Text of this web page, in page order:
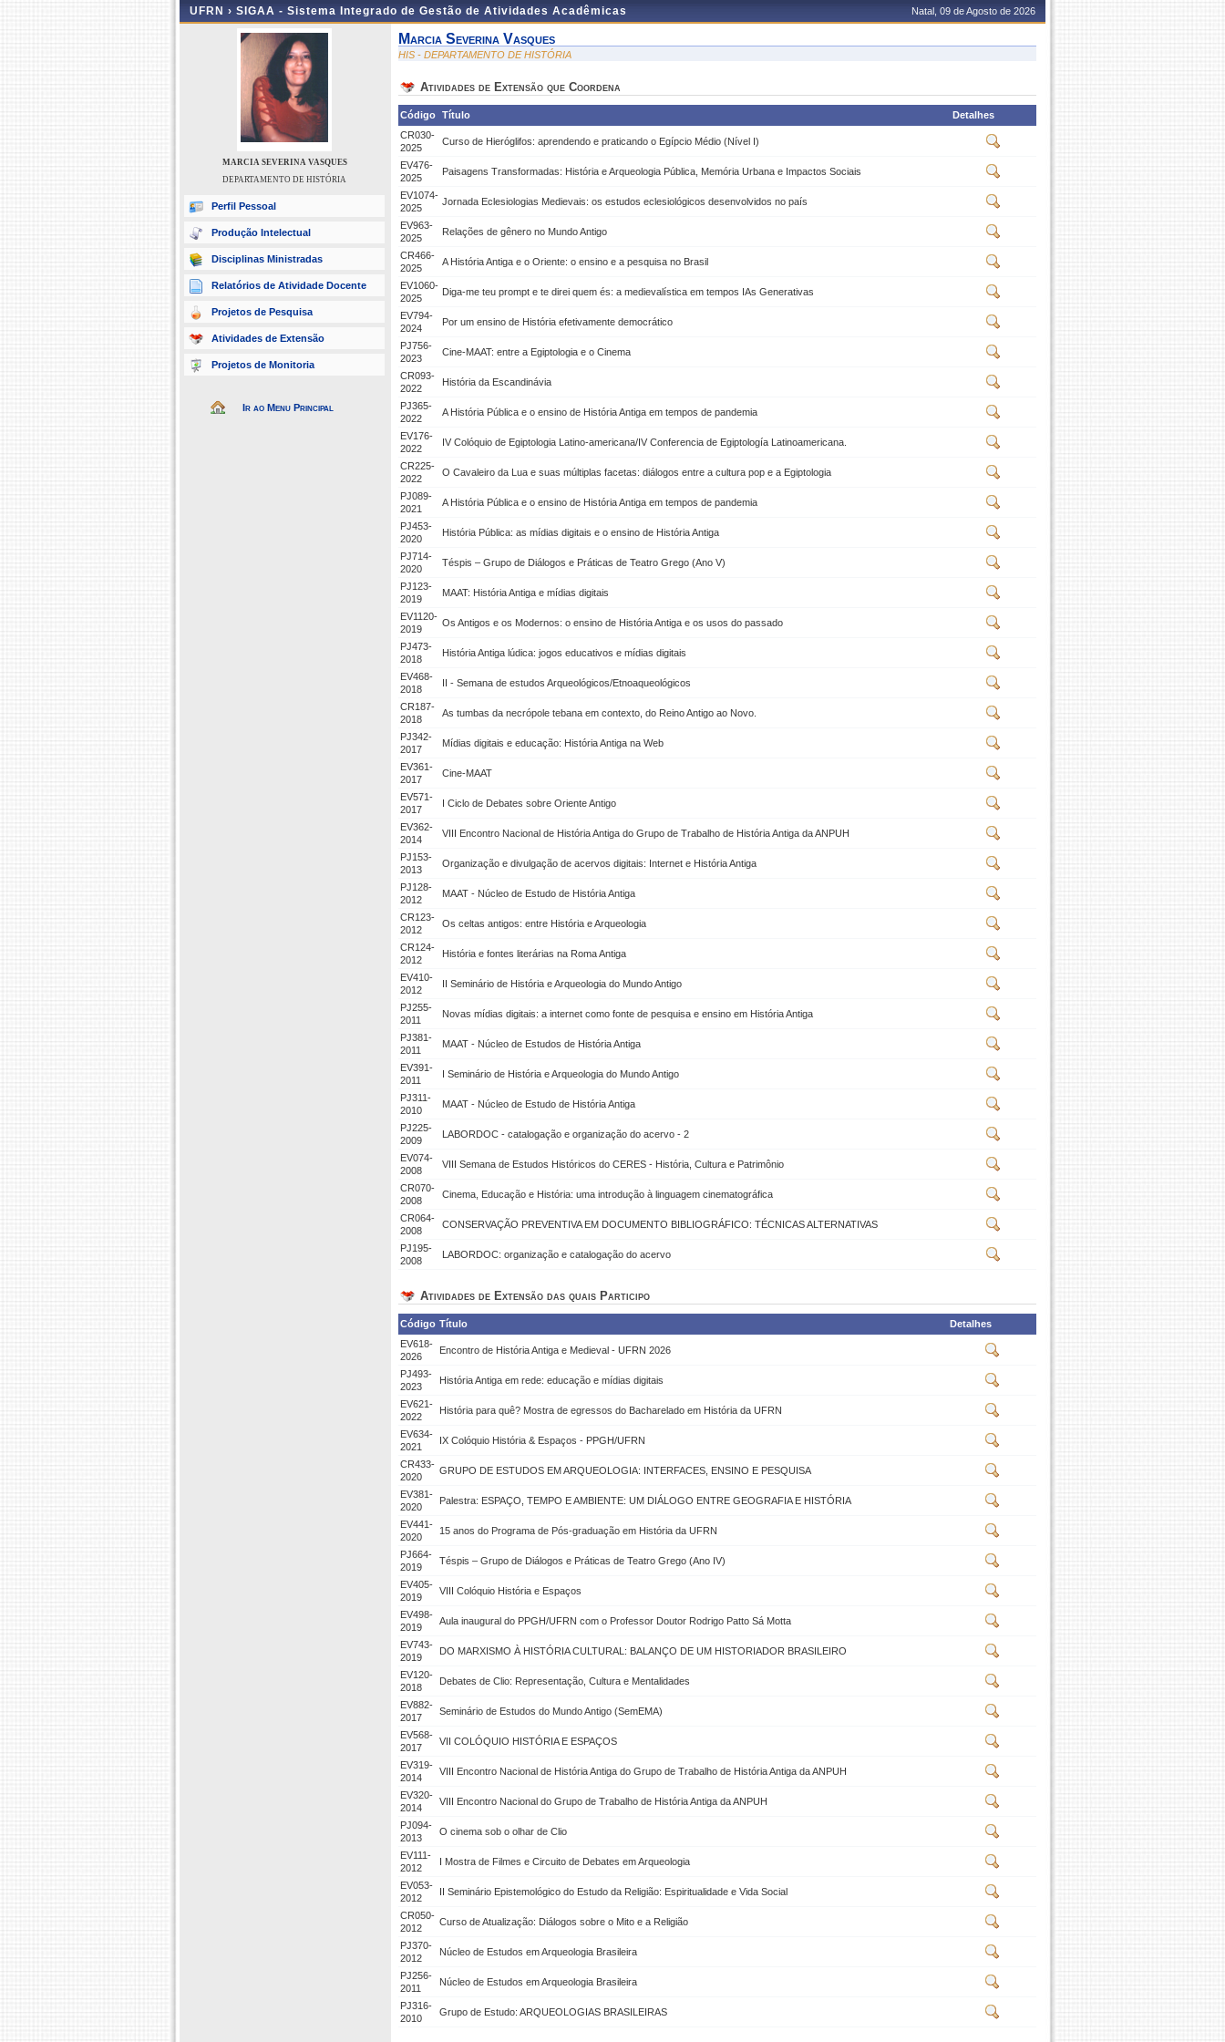
UFRN › SIGAA - Sistema Integrado de Gestão de Atividades Acadêmicas Natal, 09 de Agosto de 2026
MARCIA SEVERINA VASQUES
DEPARTAMENTO DE HISTÓRIA
Perfil Pessoal
Produção Intelectual
Disciplinas Ministradas
Relatórios de Atividade Docente
Projetos de Pesquisa
Atividades de Extensão
Projetos de Monitoria
Ir ao Menu Principal
Marcia Severina Vasques
HIS - DEPARTAMENTO DE HISTÓRIA
Atividades de Extensão que Coordena
Código Título
Detalhes
CR030-
2025
Curso de Hieróglifos: aprendendo e praticando o Egípcio Médio (Nível I)
EV476-
2025
Paisagens Transformadas: História e Arqueologia Pública, Memória Urbana e Impactos Sociais
EV1074-
2025
Jornada Eclesiologias Medievais: os estudos eclesiológicos desenvolvidos no país
EV963-
2025
Relações de gênero no Mundo Antigo
CR466-
2025
A História Antiga e o Oriente: o ensino e a pesquisa no Brasil
EV1060-
2025
Diga-me teu prompt e te direi quem és: a medievalística em tempos IAs Generativas
EV794-
2024
Por um ensino de História efetivamente democrático
PJ756-
2023
Cine-MAAT: entre a Egiptologia e o Cinema
CR093-
2022
História da Escandinávia
PJ365-
2022
A História Pública e o ensino de História Antiga em tempos de pandemia
EV176-
2022
IV Colóquio de Egiptologia Latino-americana/IV Conferencia de Egiptología Latinoamericana.
CR225-
2022
O Cavaleiro da Lua e suas múltiplas facetas: diálogos entre a cultura pop e a Egiptologia
PJ089-
2021
A História Pública e o ensino de História Antiga em tempos de pandemia
PJ453-
2020
História Pública: as mídias digitais e o ensino de História Antiga
PJ714-
2020
Téspis – Grupo de Diálogos e Práticas de Teatro Grego (Ano V)
PJ123-
2019
MAAT: História Antiga e mídias digitais
EV1120-
2019
Os Antigos e os Modernos: o ensino de História Antiga e os usos do passado
PJ473-
2018
História Antiga lúdica: jogos educativos e mídias digitais
EV468-
2018
II - Semana de estudos Arqueológicos/Etnoaqueológicos
CR187-
2018
As tumbas da necrópole tebana em contexto, do Reino Antigo ao Novo.
PJ342-
2017
Mídias digitais e educação: História Antiga na Web
EV361-
2017
Cine-MAAT
EV571-
2017
I Ciclo de Debates sobre Oriente Antigo
EV362-
2014
VIII Encontro Nacional de História Antiga do Grupo de Trabalho de História Antiga da ANPUH
PJ153-
2013
Organização e divulgação de acervos digitais: Internet e História Antiga
PJ128-
2012
MAAT - Núcleo de Estudo de História Antiga
CR123-
2012
Os celtas antigos: entre História e Arqueologia
CR124-
2012
História e fontes literárias na Roma Antiga
EV410-
2012
II Seminário de História e Arqueologia do Mundo Antigo
PJ255-
2011
Novas mídias digitais: a internet como fonte de pesquisa e ensino em História Antiga
PJ381-
2011
MAAT - Núcleo de Estudos de História Antiga
EV391-
2011
I Seminário de História e Arqueologia do Mundo Antigo
PJ311-
2010
MAAT - Núcleo de Estudo de História Antiga
PJ225-
2009
LABORDOC - catalogação e organização do acervo - 2
EV074-
2008
VIII Semana de Estudos Históricos do CERES - História, Cultura e Patrimônio
CR070-
2008
Cinema, Educação e História: uma introdução à linguagem cinematográfica
CR064-
2008
CONSERVAÇÃO PREVENTIVA EM DOCUMENTO BIBLIOGRÁFICO: TÉCNICAS ALTERNATIVAS
PJ195-
2008
LABORDOC: organização e catalogação do acervo
Atividades de Extensão das quais Participo
Código Título
Detalhes
EV618-
2026
Encontro de História Antiga e Medieval - UFRN 2026
PJ493-
2023
História Antiga em rede: educação e mídias digitais
EV621-
2022
História para quê? Mostra de egressos do Bacharelado em História da UFRN
EV634-
2021
IX Colóquio História & Espaços - PPGH/UFRN
CR433-
2020
GRUPO DE ESTUDOS EM ARQUEOLOGIA: INTERFACES, ENSINO E PESQUISA
EV381-
2020
Palestra: ESPAÇO, TEMPO E AMBIENTE: UM DIÁLOGO ENTRE GEOGRAFIA E HISTÓRIA
EV441-
2020
15 anos do Programa de Pós-graduação em História da UFRN
PJ664-
2019
Téspis – Grupo de Diálogos e Práticas de Teatro Grego (Ano IV)
EV405-
2019
VIII Colóquio História e Espaços
EV498-
2019
Aula inaugural do PPGH/UFRN com o Professor Doutor Rodrigo Patto Sá Motta
EV743-
2019
DO MARXISMO À HISTÓRIA CULTURAL: BALANÇO DE UM HISTORIADOR BRASILEIRO
EV120-
2018
Debates de Clio: Representação, Cultura e Mentalidades
EV882-
2017
Seminário de Estudos do Mundo Antigo (SemEMA)
EV568-
2017
VII COLÓQUIO HISTÓRIA E ESPAÇOS
EV319-
2014
VIII Encontro Nacional de História Antiga do Grupo de Trabalho de História Antiga da ANPUH
EV320-
2014
VIII Encontro Nacional do Grupo de Trabalho de História Antiga da ANPUH
PJ094-
2013
O cinema sob o olhar de Clio
EV111-
2012
I Mostra de Filmes e Circuito de Debates em Arqueologia
EV053-
2012
II Seminário Epistemológico do Estudo da Religião: Espiritualidade e Vida Social
CR050-
2012
Curso de Atualização: Diálogos sobre o Mito e a Religião
PJ370-
2012
Núcleo de Estudos em Arqueologia Brasileira
PJ256-
2011
Núcleo de Estudos em Arqueologia Brasileira
PJ316-
2010
Grupo de Estudo: ARQUEOLOGIAS BRASILEIRAS